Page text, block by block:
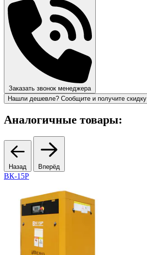
Заказать звонок менеджера
Нашли дешевле? Сообщите и получите скидку
Аналогичные товары:
Назад Вперёд
ВК-15Р